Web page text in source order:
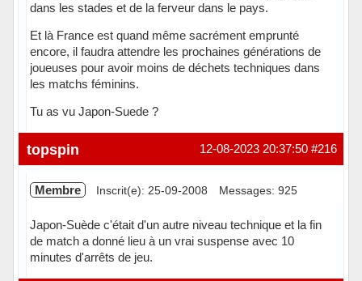
dans les stades et de la ferveur dans le pays.
Et là France est quand même sacrément emprunté
encore, il faudra attendre les prochaines générations de
joueuses pour avoir moins de déchets techniques dans
les matchs féminins.
Tu as vu Japon-Suede ?
#216
12-08-2023 20:37:50
topspin
Membre Inscrit(e): 25-09-2008 Messages: 925
Japon-Suède c'était d'un autre niveau technique et la fin
de match a donné lieu à un vrai suspense avec 10
minutes d'arrêts de jeu.